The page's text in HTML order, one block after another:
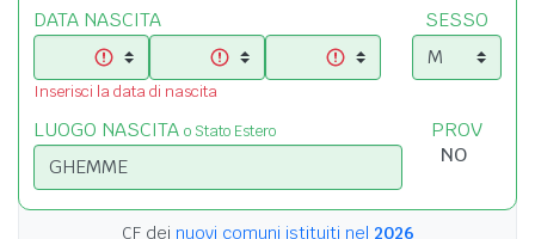
DATA NASCITA
Inserisci la data di nascita
SESSO
LUOGO NASCITA o Stato Estero PROV
CF dei nuovi comuni istituiti nel 2026